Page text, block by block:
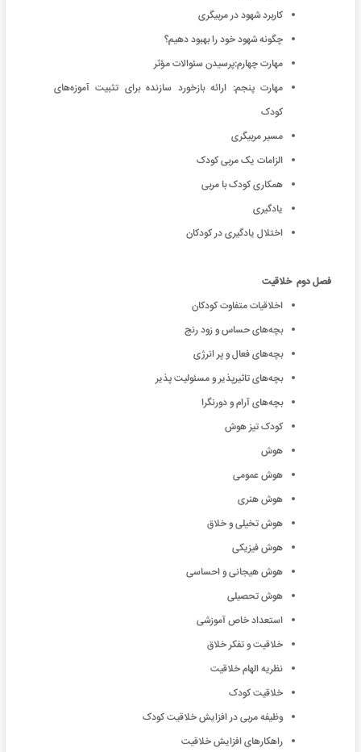
کاربرد شهود در مربیگری
چگونه شهود خود را بهبود دهیم؟
مهارت چهارم:پرسیدن سئوالات مؤثر
مهارت پنجم: ارائه بازخورد سازنده برای تثبیت آموزه‌‌های
کودک
مسیر مربیگری
الزامات یک مربی کودک
همکاری کودک با مربی
یادگیری
اختلال یادگیری در کودکان
فصل دوم خلاقیت
اخلاقیات متفاوت کودکان
بچه‌های حساس و زود رنج
بچه‌های فعال و پر انرژی
بچه‌های تاثیرپذیر و مسئولیت پذیر
بچه‌های آرام و دورنگرا
کودک تیز هوش
هوش
هوش عمومی
هوش هنری
هوش تخیلی و خلاق
هوش فیزیکی
هوش هیجانی و احساسی
هوش تحصیلی
استعداد خاص آموزشی
خلاقیت و تفکر خلاق
نظریه الهام خلاقیت
خلاقیت کودک
وظیفه مربی در افزایش خلاقیت کودک
راهکار‌‌های افزایش خلاقیت